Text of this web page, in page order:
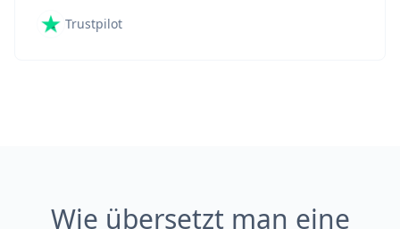
Trustpilot
Wie übersetzt man eine